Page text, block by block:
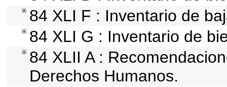
84 XLI F : Inventario de
84 XLI G : Inventario de
84 XLII A :
Derechos Humanos.